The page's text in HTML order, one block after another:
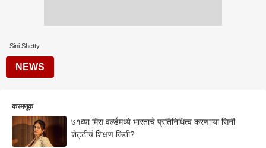
Sini Shetty
NEWS
करमणूक
७१व्या मिस वर्ल्डमध्ये भारताचे प्रतिनिधित्व करणाऱ्या सिनी
शेट्टीचं शिक्षण किती?